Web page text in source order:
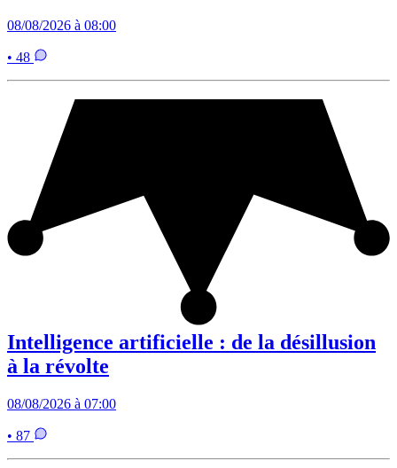
08/08/2026 à 08:00
• 48
Intelligence artificielle : de la désillusion
à la révolte
08/08/2026 à 07:00
• 87